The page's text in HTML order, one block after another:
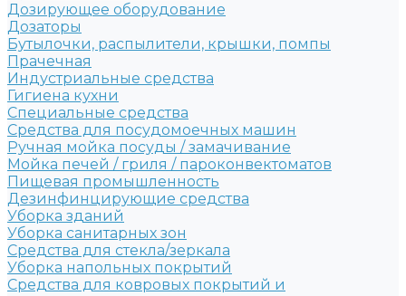
Дозирующее оборудование
Дозаторы
Бутылочки, распылители, крышки, помпы
Прачечная
Индустриальные средства
Гигиена кухни
Специальные средства
Средства для посудомоечных машин
Ручная мойка посуды / замачивание
Мойка печей / гриля / пароконвектоматов
Пищевая промышленность
Дезинфинцирующие средства
Уборка зданий
Уборка санитарных зон
Средства для стекла/зеркала
Уборка напольных покрытий
Средства для ковровых покрытий и